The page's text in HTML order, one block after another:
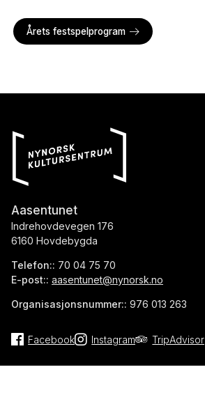
Årets festspelprogram
Aasentunet
Indrehovdevegen 176
6160 Hovdebygda
Telefon:: 70 04 75 70
E-post:: aasentunet@nynorsk.no
Organisasjonsnummer:: 976 013 263
Facebook Instagram TripAdvisor